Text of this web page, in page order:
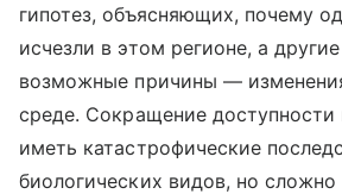
гипотез, объясняющих, почему
исчезли в этом регионе, а
возможные причины —
среде. Сокращение
иметь катастрофические
биологических видов, но